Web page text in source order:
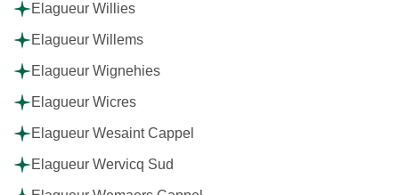
Elagueur Willies
Elagueur Willems
Elagueur Wignehies
Elagueur Wicres
Elagueur Wesaint Cappel
Elagueur Wervicq Sud